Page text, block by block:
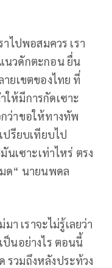
าไปพอสมควร เรา
นวดักตะกอน ยื่น
ยเขตของไทย ที่
ห้มีการกัดเซาะ
ว่าขอให้ทางทัพ
ปรียบเทียบไป
นเซาะเท่าไหร่ ตรง
ด“ นายนพดล
า เราจะไม่รู้เลยว่า
ป็นอย่างไร ตอนนี้
รวมถึงหลังประท้วง